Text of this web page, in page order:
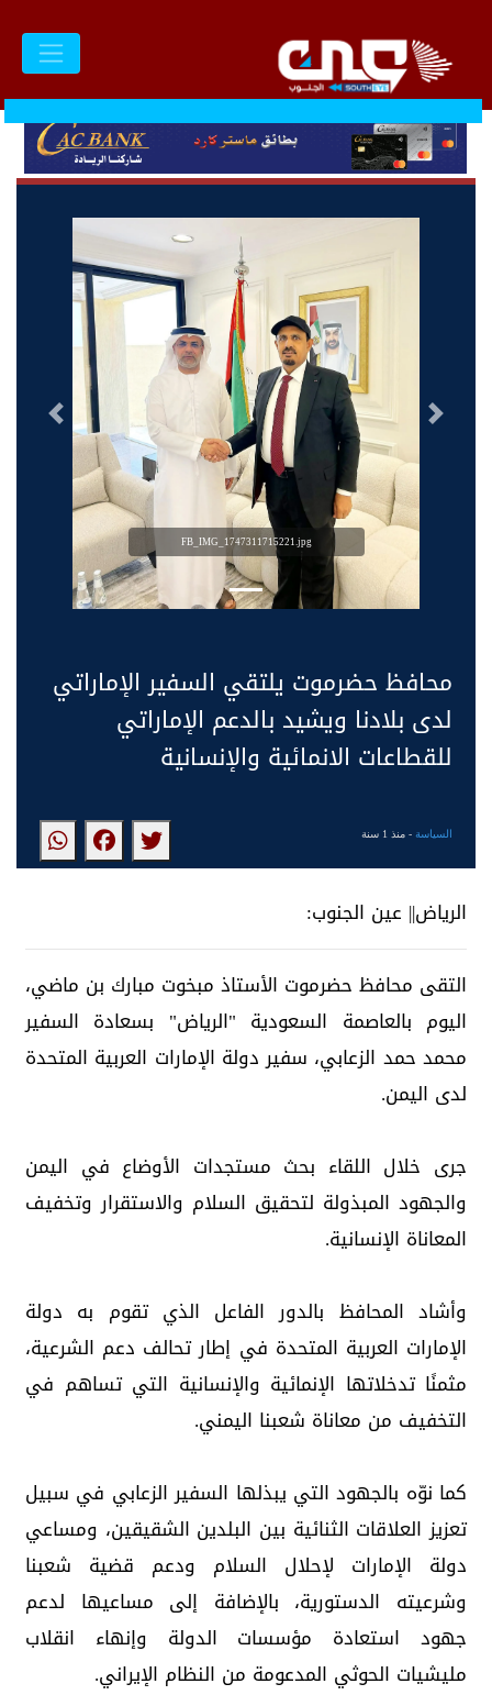
FB_IMG_1747311715221.jpg
التالى السابق
محافظ حضرموت يلتقي السفير الإماراتي
لدى بلادنا ويشيد بالدعم الإماراتي
للقطاعات الانمائية والإنسانية
السياسة- منذ 1 سنة
الرياض|| عين الجنوب:
التقى محافظ حضرموت الأستاذ مبخوت مبارك بن ماضي،
اليوم بالعاصمة السعودية "الرياض" بسعادة السفير
محمد حمد الزعابي، سفير دولة الإمارات العربية المتحدة
لدى اليمن.
جرى خلال اللقاء بحث مستجدات الأوضاع في اليمن
والجهود المبذولة لتحقيق السلام والاستقرار وتخفيف
المعاناة الإنسانية.
وأشاد المحافظ بالدور الفاعل الذي تقوم به دولة
الإمارات العربية المتحدة في إطار تحالف دعم الشرعية،
مثمنًا تدخلاتها الإنمائية والإنسانية التي تساهم في
التخفيف من معاناة شعبنا اليمني.
كما نوّه بالجهود التي يبذلها السفير الزعابي في سبيل
تعزيز العلاقات الثنائية بين البلدين الشقيقين، ومساعي
دولة الإمارات لإحلال السلام ودعم قضية شعبنا
وشرعيته الدستورية، بالإضافة إلى مساعيها لدعم
جهود استعادة مؤسسات الدولة وإنهاء انقلاب
مليشيات الحوثي المدعومة من النظام الإيراني.